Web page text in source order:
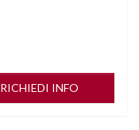
RICHIEDI INFO